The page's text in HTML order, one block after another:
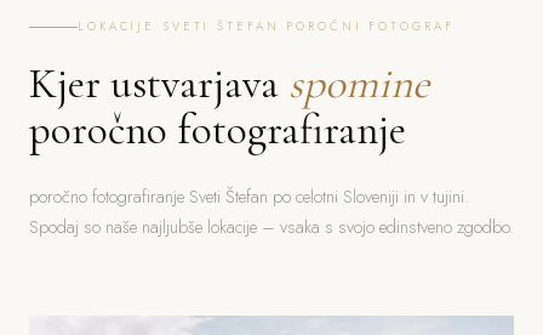
LOKACIJE SVETI ŠTEFAN POROČNI FOTOGRAF
Kjer ustvarjava spomine
poročno fotografiranje
poročno fotografiranje Sveti Štefan po celotni Sloveniji in v tujini.
Spodaj so naše najljubše lokacije – vsaka s svojo edinstveno zgodbo.